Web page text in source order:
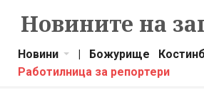
Новините на
Новини | Божурище
Работилница за репортери